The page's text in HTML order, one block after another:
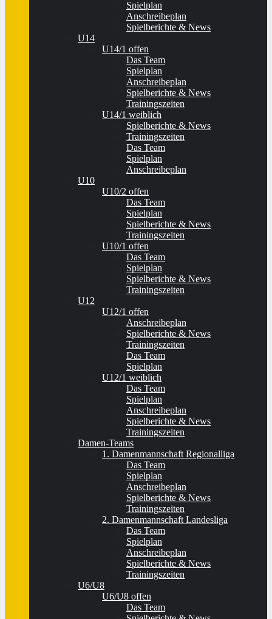
Spielplan
Anschreibeplan
Spielberichte & News
U14
U14/1 offen
Das Team
Spielplan
Anschreibeplan
Spielberichte & News
Trainingszeiten
U14/1 weiblich
Spielberichte & News
Trainingszeiten
Das Team
Spielplan
Anschreibeplan
U10
U10/2 offen
Das Team
Spielplan
Spielberichte & News
Trainingszeiten
U10/1 offen
Das Team
Spielplan
Spielberichte & News
Trainingszeiten
U12
U12/1 offen
Anschreibeplan
Spielberichte & News
Trainingszeiten
Das Team
Spielplan
U12/1 weiblich
Das Team
Spielplan
Anschreibeplan
Spielberichte & News
Trainingszeiten
Damen-Teams
1. Damenmannschaft Regionalliga
Das Team
Spielplan
Anschreibeplan
Spielberichte & News
Trainingszeiten
2. Damenmannschaft Landesliga
Das Team
Spielplan
Anschreibeplan
Spielberichte & News
Trainingszeiten
U6/U8
U6/U8 offen
Das Team